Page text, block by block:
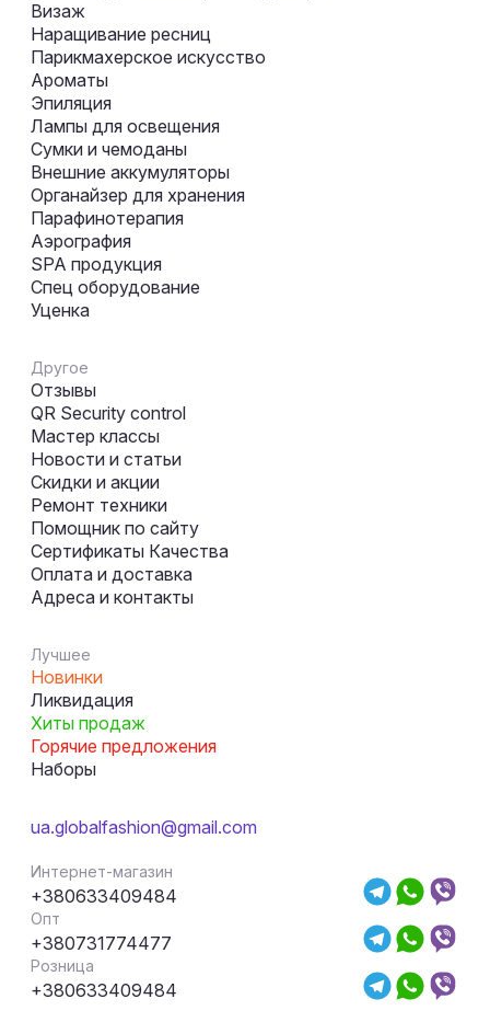
Визаж
Наращивание ресниц
Парикмахерское искусство
Ароматы
Эпиляция
Лампы для освещения
Сумки и чемоданы
Внешние аккумуляторы
Органайзер для хранения
Парафинотерапия
Аэрография
SPA продукция
Спец оборудование
Уценка
Другое
Отзывы
QR Security control
Мастер классы
Новости и статьи
Скидки и акции
Ремонт техники
Помощник по сайту
Сертификаты Качества
Оплата и доставка
Адреса и контакты
Лучшее
Новинки
Ликвидация
Хиты продаж
Горячие предложения
Наборы
ua.globalfashion@gmail.com
Интернет-магазин
+380633409484
Опт
+380731774477
Розница
+380633409484